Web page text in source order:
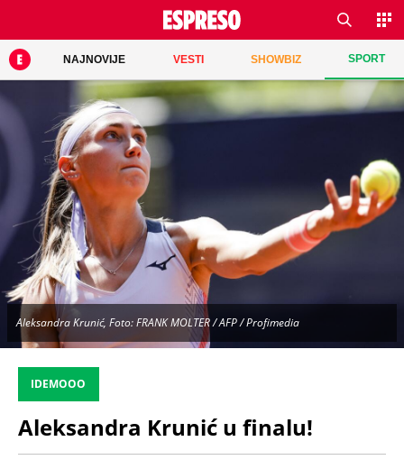
NAJNOVIJE VESTI SHOWBIZ SPORT
Aleksandra Krunić, Foto: FRANK MOLTER / AFP / Profimedia
IDEMOOO
Aleksandra Krunić u finalu!